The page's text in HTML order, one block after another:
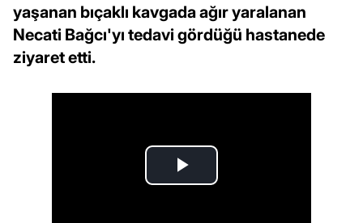
yaşanan bıçaklı kavgada ağır yaralanan
Necati Bağcı'yı tedavi gördüğü hastanede
ziyaret etti.